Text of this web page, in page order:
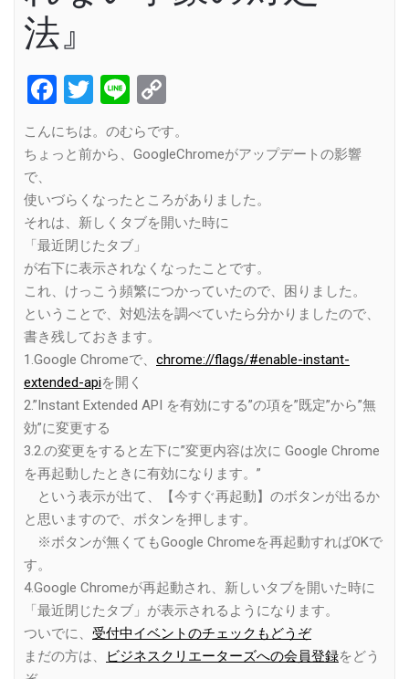
法』
Facebook
Twitter
Line
Link
こんにちは。のむらです。
ちょっと前から、GoogleChromeがアップデートの影響
で、
使いづらくなったところがありました。
それは、新しくタブを開いた時に
「最近閉じたタブ」
が右下に表示されなくなったことです。
これ、けっこう頻繁につかっていたので、困りました。
ということで、対処法を調べていたら分かりましたので、
書き残しておきます。
1.Google Chromeで、 chrome://flags/#enable-instant-
extended-apiを開く
2.”Instant Extended API を有効にする”の項を”既定”から”無
効”に変更する
3.2.の変更をすると左下に”変更内容は次に Google Chrome
を再起動したときに有効になります。”
という表示が出て、【今すぐ再起動】のボタンが出るか
と思いますので、ボタンを押します。
※ボタンが無くてもGoogle Chromeを再起動すればOKで
す。
4.Google Chromeが再起動され、新しいタブを開いた時に
「最近閉じたタブ」が表示されるようになります。
ついでに、 受付中イベントのチェックもどうぞ
まだの方は、
ビジネスクリエーターズへの会員登録をどう